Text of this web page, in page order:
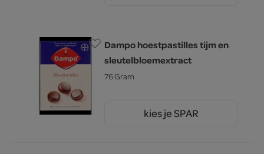
Dampo hoestpastilles tijm en
sleutelbloemextract
76 Gram
kies je SPAR